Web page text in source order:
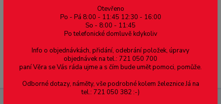
Menu
Otevřeno
Po - Pá 8:00 - 11:45 12:30 - 16:00
So - 8:00 - 11:45
Po telefonické domluvě kdykoliv
Info o objednávkách, přidání, odebrání položek, úpravy
objednávek na tel.: 721 050 700
paní Věra se Vás ráda ujme a s čím bude umět pomoci, pomůže.
Odborné dotazy, náměty, vše podrobné kolem železnice Já na
tel.: 721 050 382 :-)